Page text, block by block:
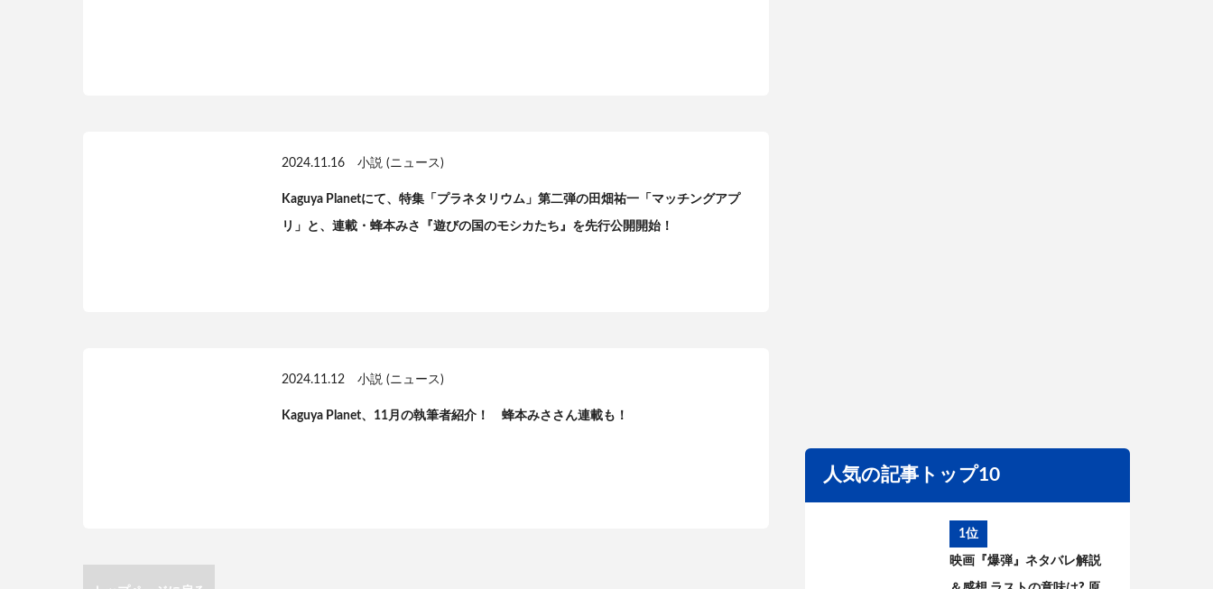
2024.11.16 小説 (ニュース)
Kaguya Planetにて、特集「プラネタリウム」第二弾の田畑祐一「マッチングアプ
リ」と、連載・蜂本みさ『遊びの国のモシカたち』を先行公開開始！
2024.11.12 小説 (ニュース)
Kaguya Planet、11月の執筆者紹介！ 蜂本みささん連載も！
人気の記事トップ10
1位
映画『爆弾』ネタバレ解説